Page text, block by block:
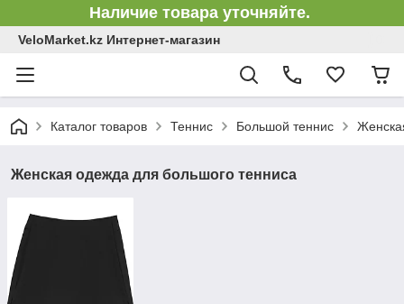
Наличие товара уточняйте.
VeloMarket.kz Интернет-магазин
Каталог товаров Теннис Большой теннис
Женская одежда для большого тенниса